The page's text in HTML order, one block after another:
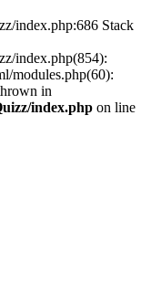
index.php:686 Stack
index.php(854):
modules.php(60):
in
index.php on line